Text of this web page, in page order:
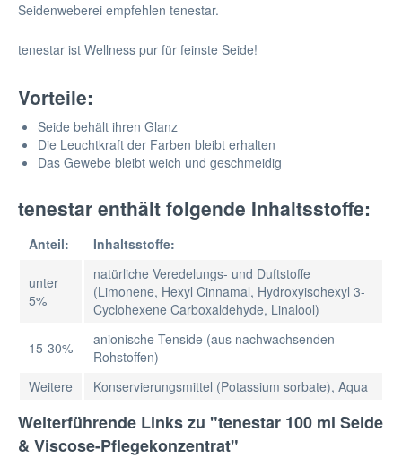
Seidenweberei empfehlen tenestar.
tenestar ist Wellness pur für feinste Seide!
Vorteile:
Seide behält ihren Glanz
Die Leuchtkraft der Farben bleibt erhalten
Das Gewebe bleibt weich und geschmeidig
tenestar enthält folgende Inhaltsstoffe:
Anteil: Inhaltsstoffe:
unter
5%
natürliche Veredelungs- und Duftstoffe
(Limonene, Hexyl Cinnamal, Hydroxyisohexyl 3-
Cyclohexene Carboxaldehyde, Linalool)
15-30%
anionische Tenside (aus nachwachsenden
Rohstoffen)
Weitere
Konservierungsmittel (Potassium sorbate), Aqua
Weiterführende Links zu "tenestar 100 ml Seide
& Viscose-Pflegekonzentrat"